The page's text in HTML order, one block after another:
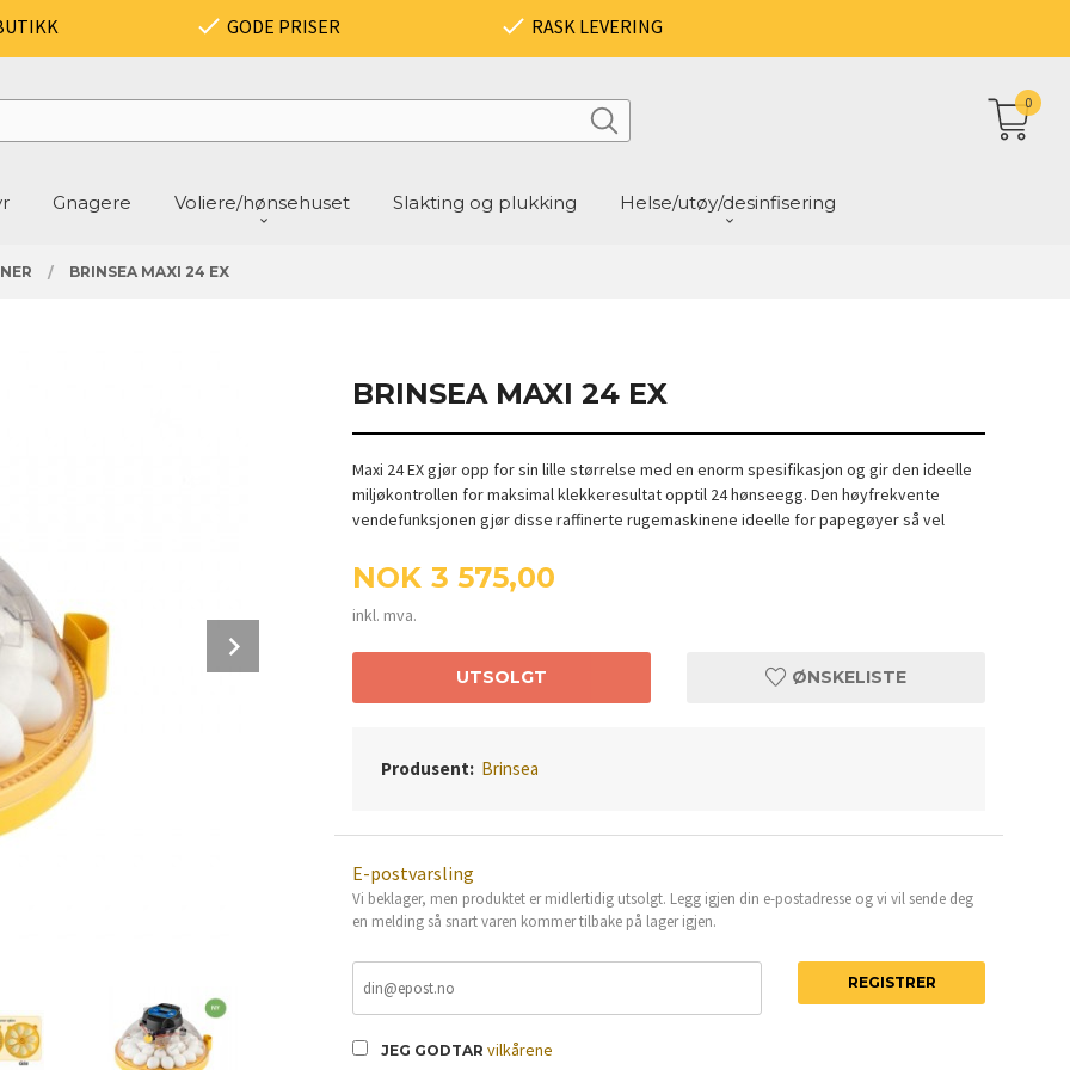
GODE PRISER RASK LEVERING
Gnagere Voliere/hønsehuset Slakting og plukking Helse/utøy/desinfisering
0
BRINSEA MAXI 24 EX
BRINSEA MAXI 24 EX
Maxi 24 EX gjør opp for sin lille størrelse med en enorm spesifikasjon og gir den ideelle
miljøkontrollen for maksimal klekkeresultat opptil 24 hønseegg. Den høyfrekvente
vendefunksjonen gjør disse raffinerte rugemaskinene ideelle for papegøyer så vel
Pris
NOK 3 575,00
inkl. mva.
UTSOLGT ØNSKELISTE
Produsent: Brinsea
E-postvarsling
Vi beklager, men produktet er midlertidig utsolgt. Legg igjen din e-postadresse og vi vil sende deg
en melding så snart varen kommer tilbake på lager igjen.
JEG GODTAR vilkårene
REGISTRER